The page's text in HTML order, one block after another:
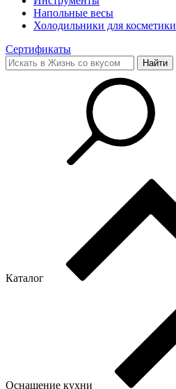
Напольные весы
Холодильники для косметики
Сертификаты
Каталог
Оснащение кухни